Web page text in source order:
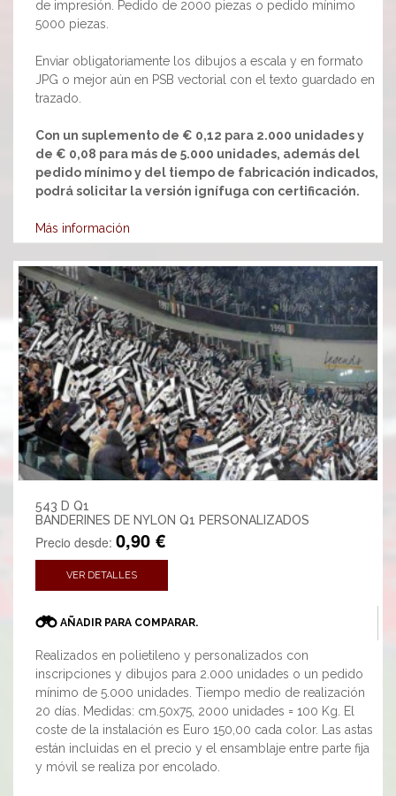
de impresión. Pedido de 2000 piezas o pedido mínimo
5000 piezas.
Enviar obligatoriamente los dibujos a escala y en formato
JPG o mejor aún en PSB vectorial con el texto guardado en
trazado.
Con un suplemento de € 0,12 para 2.000 unidades y
de € 0,08 para más de 5.000 unidades, además del
pedido mínimo y del tiempo de fabricación indicados,
podrá solicitar la versión ignífuga con certificación.
Más información
543 D Q1
BANDERINES DE NYLON Q1 PERSONALIZADOS
Precio desde: 0,90 €
VER DETALLES
AÑADIR PARA COMPARAR.
Realizados en polietileno y personalizados con
inscripciones y dibujos para 2.000 unidades o un pedido
mínimo de 5.000 unidades. Tiempo medio de realización
20 días. Medidas: cm.50x75, 2000 unidades = 100 Kg. El
coste de la instalación es Euro 150,00 cada color. Las astas
están incluidas en el precio y el ensamblaje entre parte fija
y móvil se realiza por encolado.